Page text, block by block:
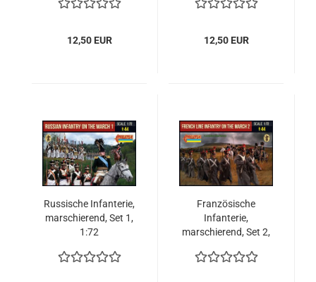
12,50 EUR 12,50 EUR
Russische Infanterie,
marschierend, Set 1,
1:72
Französische
Infanterie,
marschierend, Set 2,